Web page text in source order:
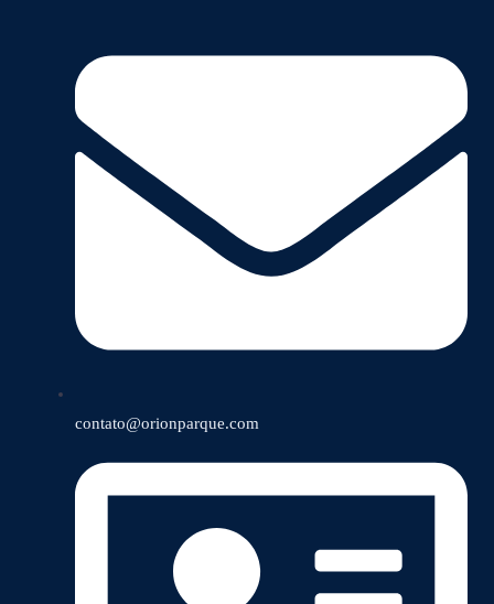
contato@orionparque.com